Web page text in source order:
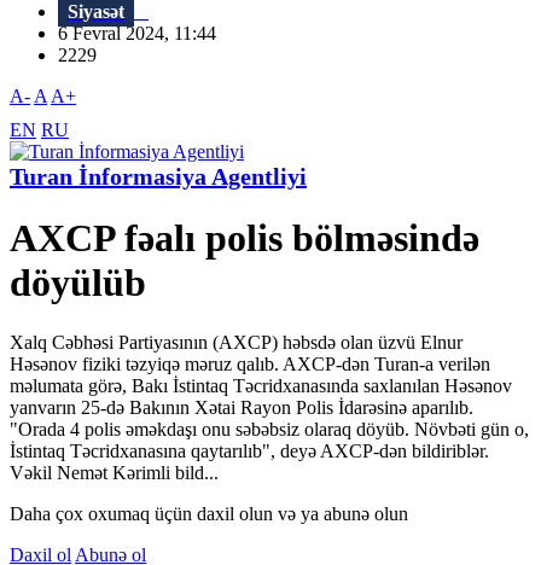
Siyasət
6 Fevral 2024, 11:44
2229
A- A A+
EN RU
Turan İnformasiya Agentliyi
AXCP fəalı polis bölməsində
döyülüb
Xalq Cəbhəsi Partiyasının (AXCP) həbsdə olan üzvü Elnur
Həsənov fiziki təzyiqə məruz qalıb. AXCP-dən Turan-a verilən
məlumata görə, Bakı İstintaq Təcridxanasında saxlanılan Həsənov
yanvarın 25-də Bakının Xətai Rayon Polis İdarəsinə aparılıb.
"Orada 4 polis əməkdaşı onu səbəbsiz olaraq döyüb. Növbəti gün o,
İstintaq Təcridxanasına qaytarılıb", deyə AXCP-dən bildiriblər.
Vəkil Nemət Kərimli bild...
Daha çox oxumaq üçün daxil olun və ya abunə olun
Daxil ol Abunə ol